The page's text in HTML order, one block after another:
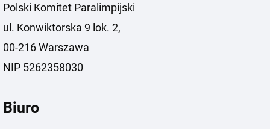
Polski Komitet Paralimpijski
ul. Konwiktorska 9 lok. 2,
00-216 Warszawa
NIP 5262358030
Biuro